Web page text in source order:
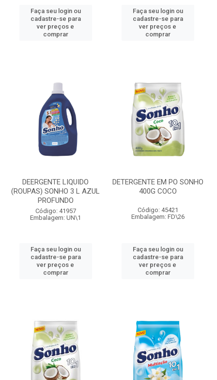
Faça seu login ou
cadastre-se para
ver preços e
comprar
Faça seu login ou
cadastre-se para
ver preços e
comprar
DEERGENTE LIQUIDO
(ROUPAS) SONHO 3 L AZUL
PROFUNDO
Código: 41957
Embalagem: UN\1
Faça seu login ou
cadastre-se para
ver preços e
comprar
DETERGENTE EM PO SONHO
400G COCO
Código: 45421
Embalagem: FD\26
Faça seu login ou
cadastre-se para
ver preços e
comprar